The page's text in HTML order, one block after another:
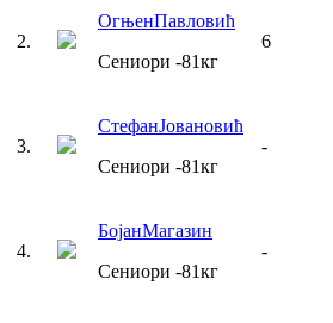
2.
ОгњенПавловић
Сениори -81кг
6
3.
СтефанЈовановић
Сениори -81кг
-
4.
БојанМагазин
Сениори -81кг
-